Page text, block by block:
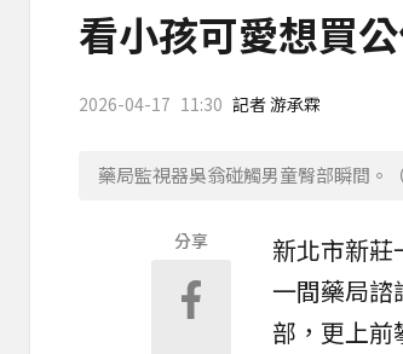
《理財達人秀》X 安聯投信
15年摯愛離世！唐綺陽頭七
下載東森App，隨時掌握天
賴總統參與漢光「萬鈞計畫
看小孩可愛想買
2026-04-17 11:30 記者 游承霖
藥局監視器吳翁碰觸男童臀部瞬間。
分享 新北市新莊
一間藥局諮
部，更上前